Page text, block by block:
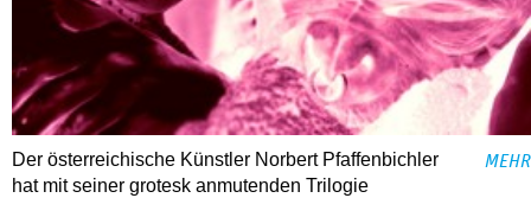
Der österreichische Künstler Norbert Pfaffenbichler
hat mit seiner grotesk anmutenden Trilogie
MEHR